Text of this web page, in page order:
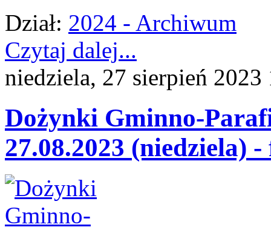
Dział: 2024 - Archiwum
Czytaj dalej...
niedziela, 27 sierpień 2023
Dożynki Gminno-
27.08.2023 (niedziela)